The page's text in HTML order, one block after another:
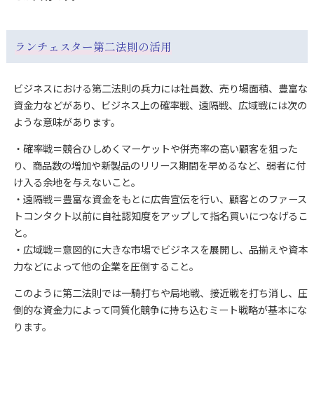
ランチェスター第二法則の活用
ビジネスにおける第二法則の兵力には社員数、売り場面積、豊富な
資金力などがあり、ビジネス上の確率戦、遠隔戦、広域戦には次の
ような意味があります。
・確率戦＝競合ひしめくマーケットや併売率の高い顧客を狙った
り、商品数の増加や新製品のリリース期間を早めるなど、弱者に付
け入る余地を与えないこと。
・遠隔戦＝豊富な資金をもとに広告宣伝を行い、顧客とのファース
トコンタクト以前に自社認知度をアップして指名買いにつなげるこ
と。
・広域戦＝意図的に大きな市場でビジネスを展開し、品揃えや資本
力などによって他の企業を圧倒すること。
このように第二法則では一騎打ちや局地戦、接近戦を打ち消し、圧
倒的な資金力によって同質化競争に持ち込むミート戦略が基本にな
ります。